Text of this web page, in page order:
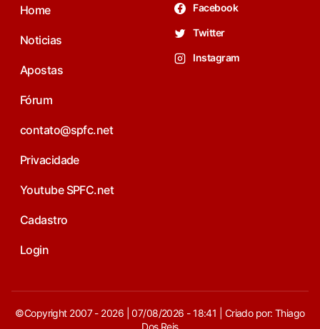
Home
Noticias
Apostas
Fórum
contato@spfc.net
Privacidade
Youtube SPFC.net
Cadastro
Login
Facebook
Twitter
Instagram
©Copyright 2007 - 2026 | 07/08/2026 - 18:41 | Criado por: Thiago
Dos Reis